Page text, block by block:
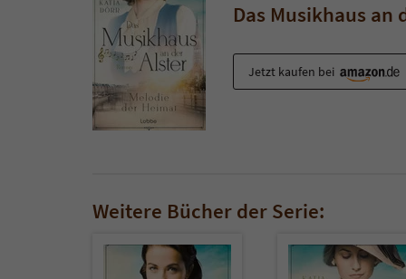
Das Musikhaus an
Jetzt kaufen bei
Weitere Bücher der Serie: